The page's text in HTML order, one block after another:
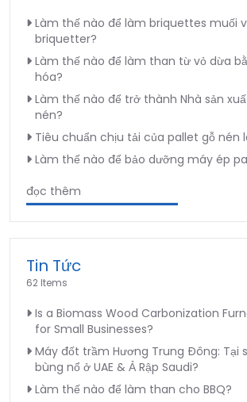
Làm thế nào để làm briquettes muối
briquetter?
Làm thế nào để làm than từ vỏ dừa
hóa?
Làm thế nào để trở thành Nhà sản
nén?
Tiêu chuẩn chịu tải của pallet gỗ nén
Làm thế nào để bảo dưỡng máy ép
đọc thêm
Tin Tức
62 Items
Is a Biomass Wood Carbonization
for Small Businesses?
Máy đốt trầm Hương Trung Đông: Tại
bùng nổ ở UAE & Ả Rập Saudi?
Làm thế nào để làm than cho BBQ?